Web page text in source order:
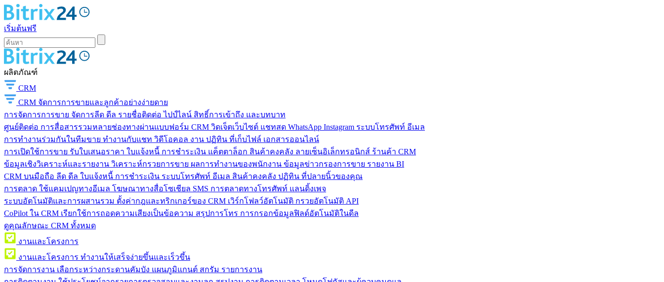
เริ่มต้นฟรี
ผลิตภัณฑ์
CRM
CRM จัดการการขายและลูกค้าอย่างง่ายดาย
การจัดการการขาย จัดการลีด ดีล รายชื่อติดต่อ ไปป์ไลน์ สิทธิ์การเข้าถึง และบทบาท
ศูนย์ติดต่อ การสื่อสารรวมหลายช่องทางผ่านแบบฟอร์ม CRM วิดเจ็ตเว็บไซต์ แชทสด WhatsApp Instagram ระบบโทรศัพท์ อีเมล
การทำงานร่วมกันในทีมขาย ทำงานกับแชท วิดีโอคอล งาน ปฏิทิน ที่เก็บไฟล์ เอกสารออนไลน์
การเปิดใช้การขาย รับใบเสนอราคา ใบแจ้งหนี้ การชำระเงิน แค็ตตาล็อก สินค้าคงคลัง ลายเซ็นอิเล็กทรอนิกส์ ร้านค้า CRM
ข้อมูลเชิงวิเคราะห์และรายงาน วิเคราะห์กรวยการขาย ผลการทำงานของพนักงาน ข้อมูลข่าวกรองการขาย รายงาน BI
CRM บนมือถือ ลีด ดีล ใบแจ้งหนี้ การชำระเงิน ระบบโทรศัพท์ อีเมล สินค้าคงคลัง ปฏิทิน ที่ปลายนิ้วของคุณ
การตลาด ใช้แคมเปญทางอีเมล โฆษณาทางสื่อโซเชียล SMS การตลาดทางโทรศัพท์ แลนดิ้งเพจ
ระบบอัตโนมัติและการผสานรวม ตั้งค่ากฎและทริกเกอร์ของ CRM เวิร์กโฟลว์อัตโนมัติ กรวยอัตโนมัติ API
CoPilot ใน CRM เรียกใช้การถอดความเสียงเป็นข้อความ สรุปการโทร การกรอกข้อมูลฟิลด์อัตโนมัติในดีล
ดูคุณลักษณะ CRM ทั้งหมด
งานและโครงการ
งานและโครงการ ทำงานให้เสร็จง่ายขึ้นและเร็วขึ้น
การจัดการงาน เลือกระหว่างกระดานคัมบัง แผนภูมิแกนต์ สกรัม รายการงาน